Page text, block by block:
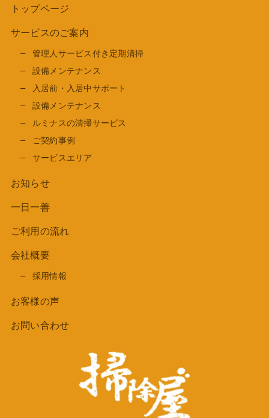
トップページ
サービスのご案内
管理人サービス付き定期清掃
設備メンテナンス
入居前・入居中サポート
設備メンテナンス
ルミナスの清掃サービス
ご契約事例
サービスエリア
お知らせ
一日一善
ご利用の流れ
会社概要
採用情報
お客様の声
お問い合わせ